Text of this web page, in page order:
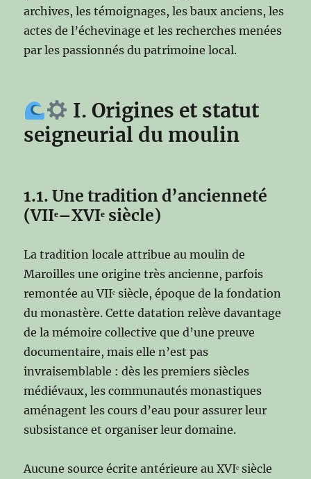
archives, les témoignages, les baux anciens, les
actes de l’échevinage et les recherches menées
par les passionnés du patrimoine local.
I. Origines et statut
seigneurial du moulin
1.1. Une tradition d’ancienneté
(VIIᵉ–XVIᵉ siècle)
La tradition locale attribue au moulin de
Maroilles une origine très ancienne, parfois
remontée au VIIᵉ siècle, époque de la fondation
du monastère. Cette datation relève davantage
de la mémoire collective que d’une preuve
documentaire, mais elle n’est pas
invraisemblable : dès les premiers siècles
médiévaux, les communautés monastiques
aménagent les cours d’eau pour assurer leur
subsistance et organiser leur domaine.
Aucune source écrite antérieure au XVIᵉ siècle